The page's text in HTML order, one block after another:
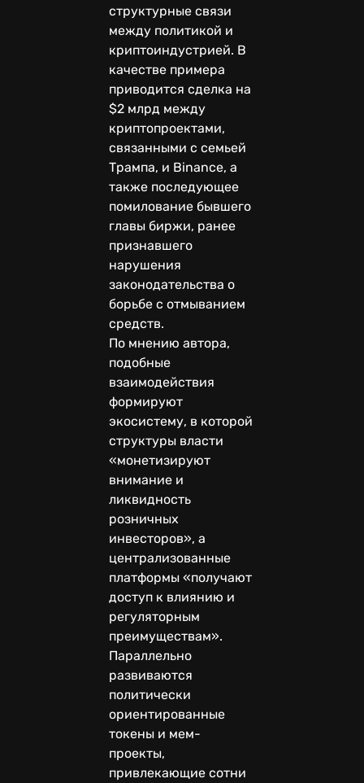
структурные связи
между политикой и
криптоиндустрией. В
качестве примера
приводится сделка на
$2 млрд между
криптопроектами,
связанными с семьей
Трампа, и Binance, а
также последующее
помилование бывшего
главы биржи, ранее
признавшего
нарушения
законодательства о
борьбе с отмыванием
средств.
По мнению автора,
подобные
взаимодействия
формируют
экосистему, в которой
структуры власти
«монетизируют
внимание и
ликвидность
розничных
инвесторов», а
централизованные
платформы «получают
доступ к влиянию и
регуляторным
преимуществам».
Параллельно
развиваются
политически
ориентированные
токены и мем-
проекты,
привлекающие сотни